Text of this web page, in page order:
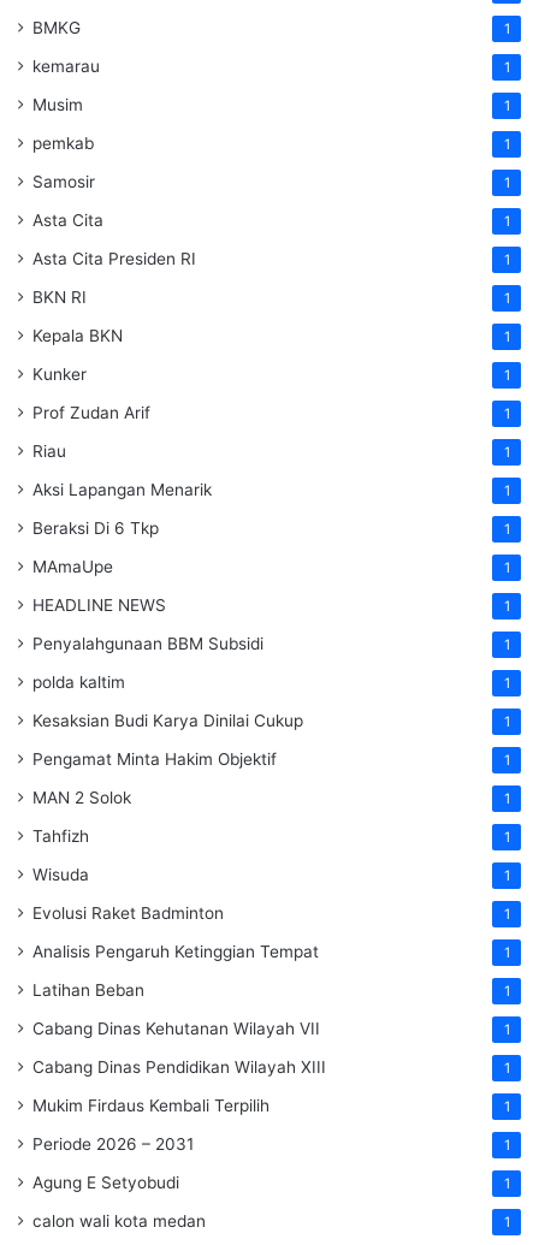
BMKG 1
kemarau 1
Musim 1
pemkab 1
Samosir 1
Asta Cita 1
Asta Cita Presiden RI 1
BKN RI 1
Kepala BKN 1
Kunker 1
Prof Zudan Arif 1
Riau 1
Aksi Lapangan Menarik 1
Beraksi Di 6 Tkp 1
MAmaUpe 1
HEADLINE NEWS 1
Penyalahgunaan BBM Subsidi 1
polda kaltim 1
Kesaksian Budi Karya Dinilai Cukup 1
Pengamat Minta Hakim Objektif 1
MAN 2 Solok 1
Tahfizh 1
Wisuda 1
Evolusi Raket Badminton 1
Analisis Pengaruh Ketinggian Tempat 1
Latihan Beban 1
Cabang Dinas Kehutanan Wilayah VII 1
Cabang Dinas Pendidikan Wilayah XIII 1
Mukim Firdaus Kembali Terpilih 1
Periode 2026 – 2031 1
Agung E Setyobudi 1
calon wali kota medan 1